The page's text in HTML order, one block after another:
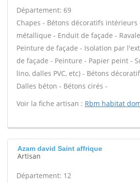
Département: 69
Chapes - Bétons décoratifs intérieurs
métallique - Enduit de façade -
Peinture de façade - Isolation par
de façade - Peinture - Papier peint -
lino, dalles PVC, etc) - Bétons
Dalles béton - Bétons cirés -
Voir la fiche artisan : Rbm habitat
Azam david Saint affrique
Artisan
Département: 12